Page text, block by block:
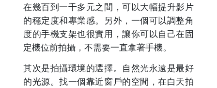
在幾百到一千多元之間，可以大幅提升影片
的穩定度和專業感。另外，一個可以調整角
度的手機支架也很實用，讓你可以自己在固
定機位前拍攝，不需要一直拿著手機。
其次是拍攝環境的選擇。自然光永遠是最好
的光源。找一個靠近窗戶的空間，在白天拍